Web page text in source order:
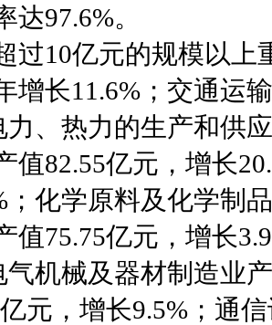
达97.6%。
过10亿元的规模以上
增长11.6%；交通运
力、热力的生产和供
值82.55亿元，增长
；化学原料及化学制
值75.75亿元，增长
气机械及器材制造业
元，增长9.5%；通